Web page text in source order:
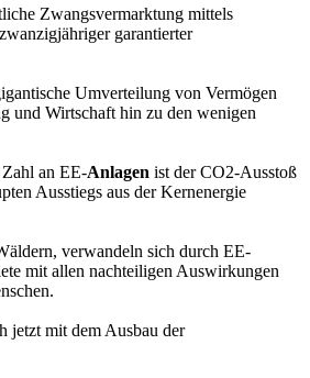
Zwangsvermarktung mittels
garantierter
Umverteilung von Vermögen
und Wirtschaft hin zu den wenigen
an EE-Anlagen ist der CO2-Ausstoß
Ausstiegs aus der Kernenergie
verwandeln sich durch EE-
mit allen nachteiligen Auswirkungen
jetzt mit dem Ausbau der